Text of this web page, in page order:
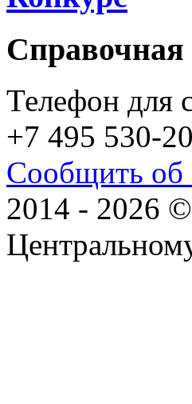
Телефон для
+7 495 530-
Сообщить об
2014 - 2026